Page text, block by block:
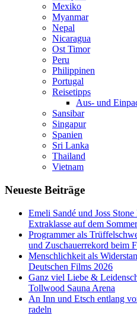
Mexiko
Myanmar
Nepal
Nicaragua
Ost Timor
Peru
Philippinen
Portugal
Reisetipps
Aus- und
Sansibar
Singapur
Spanien
Sri Lanka
Thailand
Vietnam
Neueste Beiträge
Emeli Sandé und Joss
Extraklasse auf dem
Programmer als
und Zuschauerrekord beim
Menschlichkeit als
Deutschen Films 2026
Ganz viel Liebe &
Tollwood Sauna Arena
An Inn und Etsch entlang
radeln